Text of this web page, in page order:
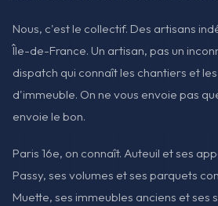
Nous, c'est le collectif. Des artisans
Île-de-France. Un artisan, pas un
dispatch qui connaît les chantiers et
d'immeuble. On ne vous envoie pas
envoie le bon.
Paris 16e, on connaît. Auteuil et ses
Passy, ses volumes et ses parquets
Muette, ses immeubles anciens et ses